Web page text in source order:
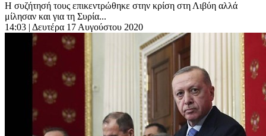
Η συζήτησή τους επικεντρώθηκε στην κρίση στη Λιβύη αλλά
μίλησαν και για τη Συρία...
14:03 | Δευτέρα 17 Αυγούστου 2020